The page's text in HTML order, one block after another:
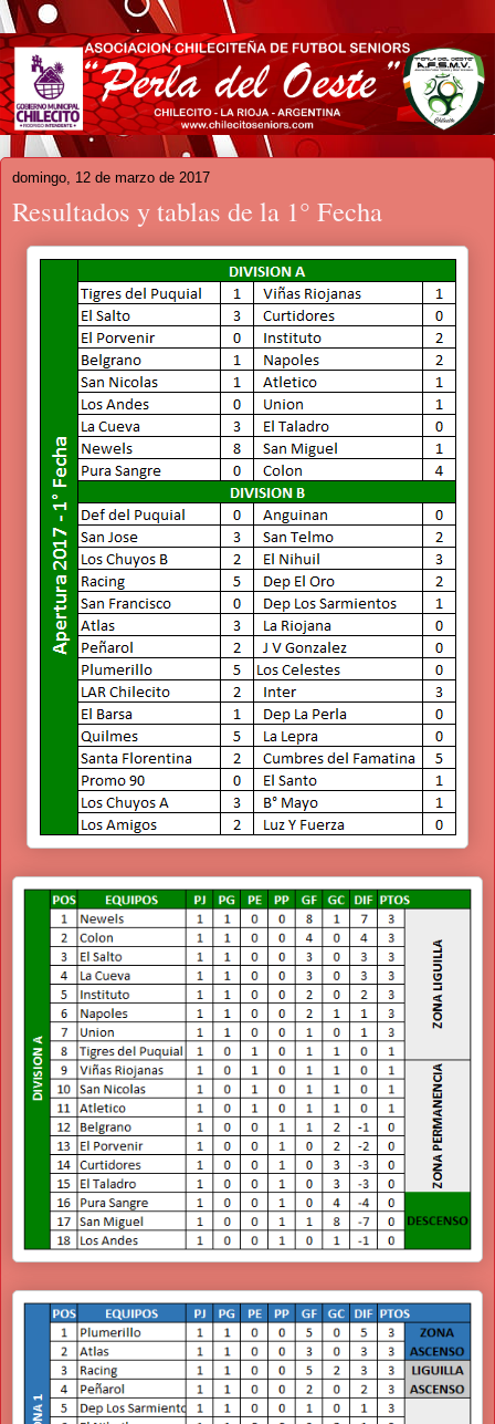
domingo, 12 de marzo de 2017
Resultados y tablas de la 1° Fecha